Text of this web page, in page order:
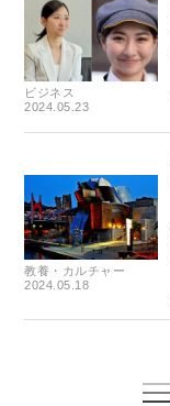
ビジネス
2024.05.23
教養・カルチャー
2024.05.18